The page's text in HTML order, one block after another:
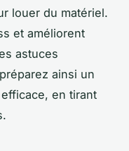
louer du matériel.
et améliorent
astuces
ainsi un
en tirant